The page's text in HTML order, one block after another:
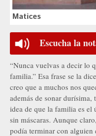
Matices
Escucha la
“Nunca vuelvas a decir lo
familia.” Esa frase se la
creo que a muchos nos
además de sonar
idea de que la familia es
sin máscaras. Aunque
podía terminar con alguien